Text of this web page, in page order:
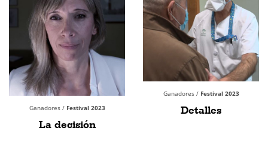
Ganadores / Festival 2023
La decisión
Ganadores / Festival 2023
Detalles